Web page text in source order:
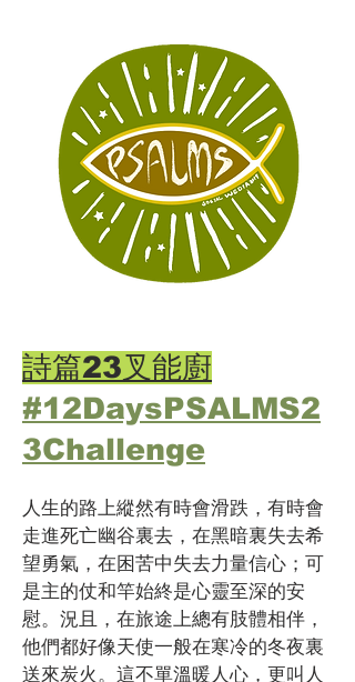
詩篇23叉能廚
#12DaysPSALMS2
3Challenge
人生的路上縱然有時會滑跌，有時會
走進死亡幽谷裏去，在黑暗裏失去希
望勇氣，在困苦中失去力量信心；可
是主的仗和竿始終是心靈至深的安
慰。況且，在旅途上總有肢體相伴，
他們都好像天使一般在寒冷的冬夜裏
送來炭火。這不單溫暖人心，更叫人